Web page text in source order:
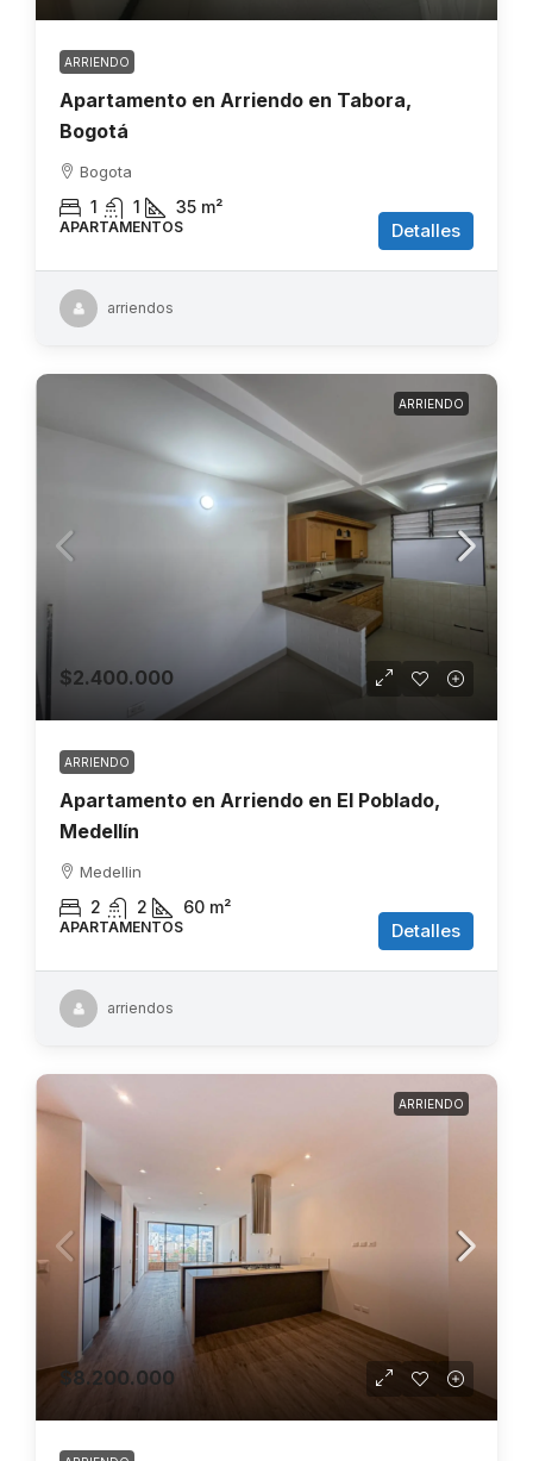
ARRIENDO
Apartamento en Arriendo en Tabora,
Bogotá
Bogota
1 1 35 m²
APARTAMENTOS Detalles
arriendos
ARRIENDO
$2.400.000
ARRIENDO
Apartamento en Arriendo en El Poblado,
Medellín
Medellin
2 2 60 m²
APARTAMENTOS Detalles
arriendos
ARRIENDO
$8.200.000